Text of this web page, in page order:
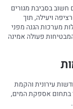
בסביבת מגורים
ויעילה, תוך
מערכות הגנה מפני
פעולה אמינה
עירונית והקמת
בתחום אספקת המים,